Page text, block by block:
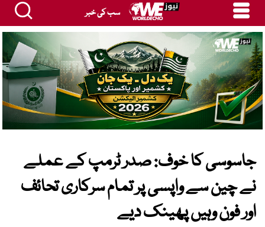
سب کی خبر
جاسوسی کا خوف: صدر ٹرمپ کے عملے
نے چین سے واپسی پر تمام سرکاری تحائف
اور فون وہیں پھینک دیے